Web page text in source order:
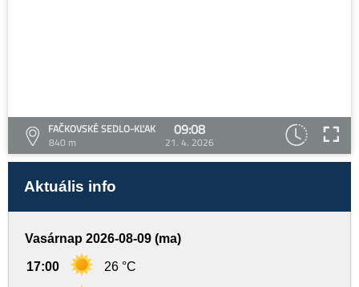
FAČKOVSKÉ SEDLO-KĽAK
840 m
09:08
21. 4. 2026
Aktuális info
Vasárnap 2026-08-09 (ma)
17:00 26 °C